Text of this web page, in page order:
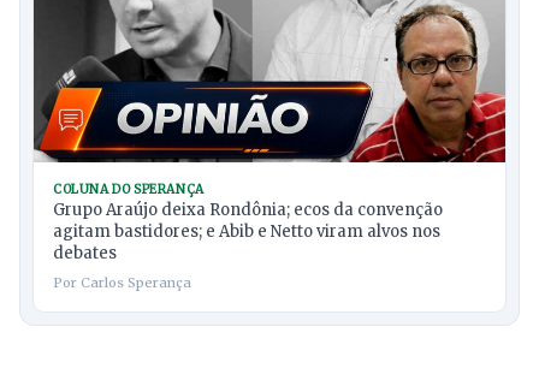
COLUNA DO SPERANÇA
Grupo Araújo deixa Rondônia; ecos da convenção
agitam bastidores; e Abib e Netto viram alvos nos
debates
Por Carlos Sperança